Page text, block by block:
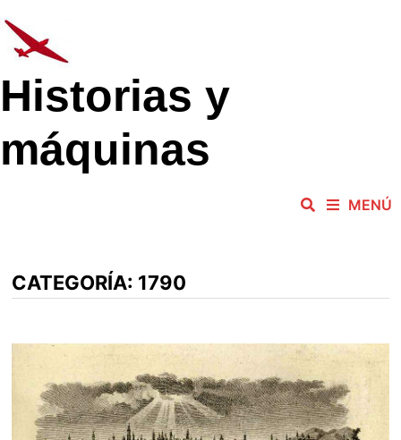
al
contenido
Historias y
máquinas
MENÚ
CATEGORÍA: 1790